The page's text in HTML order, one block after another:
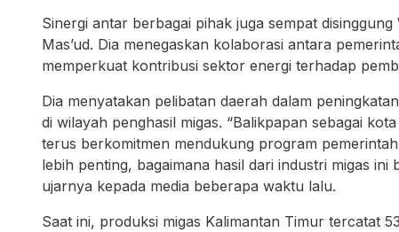
Sinergi antar berbagai pihak juga sempat
Mas’ud. Dia menegaskan kolaborasi antara
memperkuat kontribusi sektor energi terhadap
Dia menyatakan pelibatan daerah dalam
di wilayah penghasil migas. “Balikpapan sebagai
terus berkomitmen mendukung program
lebih penting, bagaimana hasil dari industri migas
ujarnya kepada media beberapa waktu lalu.
Saat ini, produksi migas Kalimantan Timur tercatat